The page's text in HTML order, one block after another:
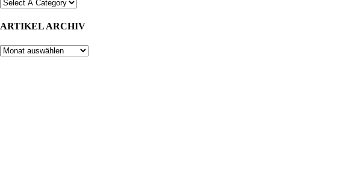
ARTIKEL ARCHIV
ARTIKEL